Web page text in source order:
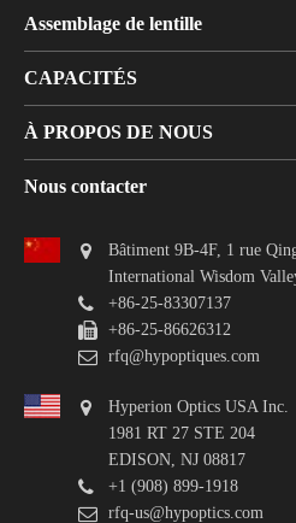
Assemblage de lentille
CAPACITÉS
À PROPOS DE NOUS
Nous contacter
Bâtiment 9B-4F, 1 rue
International Wisdom
+86-25-83307137
+86-25-86626312
rfq@hypoptiques.com
Hyperion Optics USA Inc.
1981 RT 27 STE 204
EDISON, NJ 08817
+1 (908) 899-1918
rfq-us@hypoptics.com